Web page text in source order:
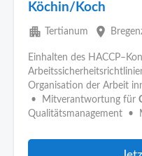
Köchin/Koch
apartment Tertianum place
Einhalten des
Organisation der Arbeit
• Mitverantwortung für
Qualitätsmanagement •